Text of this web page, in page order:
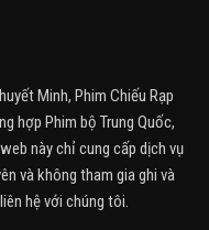
Minh, Phim Chiếu Rạp
hợp Phim bộ Trung Quốc,
này chỉ cung cấp dịch vụ
và không tham gia ghi và
hệ với chúng tôi.